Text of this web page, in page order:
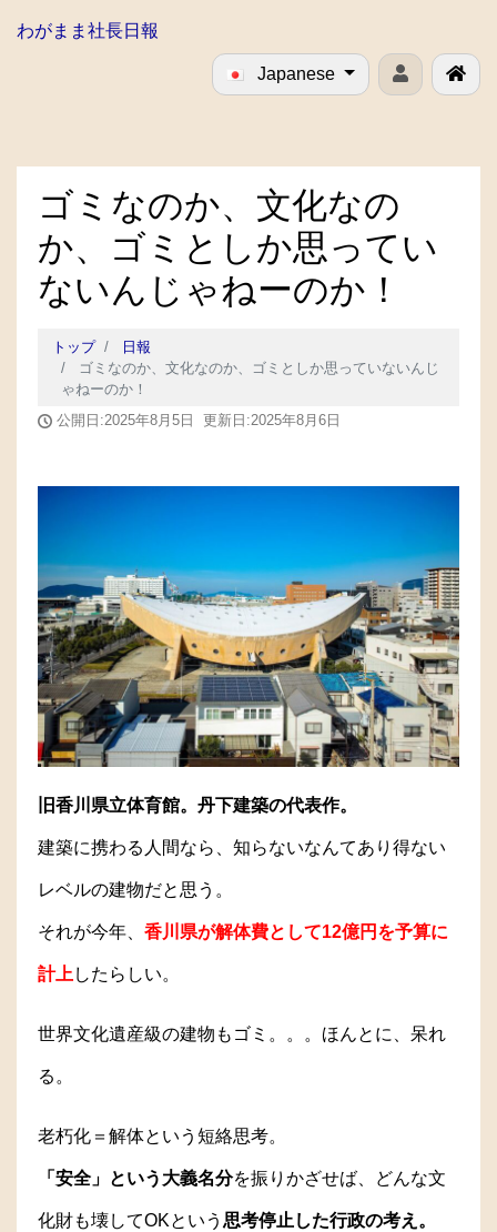
わがまま社長日報
Japanese
ゴミなのか、文化なの
か、ゴミとしか思ってい
ないんじゃねーのか！
トップ
日報
ゴミなのか、文化なのか、ゴミとしか思っていないんじ
ゃねーのか！
公開日:2025年8月5日 更新日:2025年8月6日
旧香川県立体育館。丹下建築の代表作。
建築に携わる人間なら、知らないなんてあり得ない
レベルの建物だと思う。
それが今年、香川県が解体費として12億円を予算に
計上 したらしい。
世界文化遺産級の建物もゴミ。。。ほんとに、呆れ
る。
老朽化＝解体という短絡思考。
「安全」という大義名分を振りかざせば、どんな文
化財も壊してOKという思考停止した行政の考え。